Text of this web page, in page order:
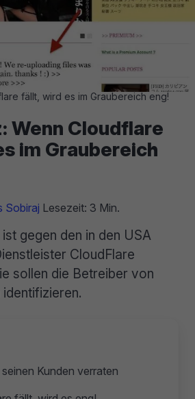
fällt, wird es im Graubereich eng!
Wenn Cloudflare
im Graubereich
Sobiraj Lesezeit: 3 Min.
gegen den in den USA
CloudFlare
sollen die Betreiber von
Kunden verraten